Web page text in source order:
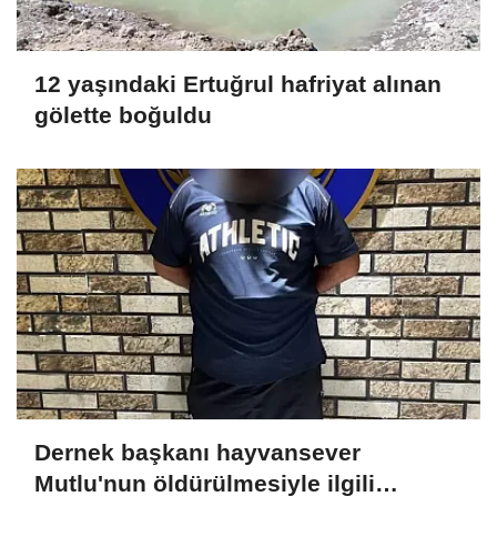
12 yaşındaki Ertuğrul hafriyat alınan
gölette boğuldu
Dernek başkanı hayvansever
Mutlu'nun öldürülmesiyle ilgili